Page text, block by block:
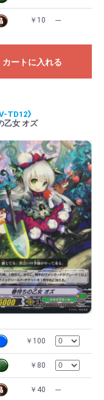
￥10 ---
カートに入れる
V-TD12》
乙女 オズ
￥100
￥80
￥40 ---